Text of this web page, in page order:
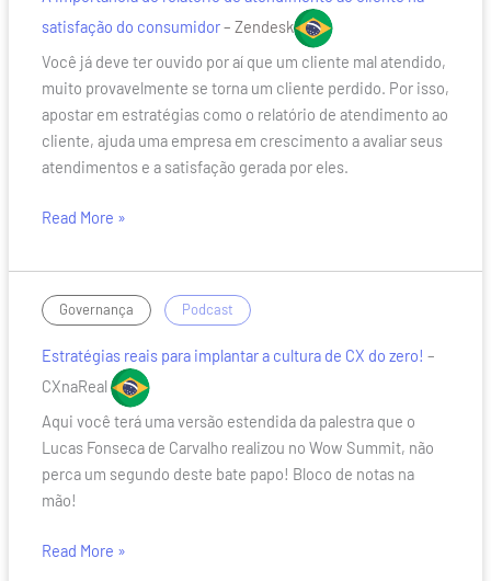
satisfação do consumidor– Zendesk
Você já deve ter ouvido por aí que um cliente mal atendido,
muito provavelmente se torna um cliente perdido. Por isso,
apostar em estratégias como o relatório de atendimento ao
cliente, ajuda uma empresa em crescimento a avaliar seus
atendimentos e a satisfação gerada por eles.
relatório
atendimento
cliente
do
Read More »
Governança / Podcast
Estratégias reais para implantar a cultura de CX do zero! –
CXnaReal
Aqui você terá uma versão estendida da palestra que o
Lucas Fonseca de Carvalho realizou no Wow Summit, não
perca um segundo deste bate papo! Bloco de notas na
mão!
Estratégias
reais
para
implantar
cultura
CX
zero!
Read More »